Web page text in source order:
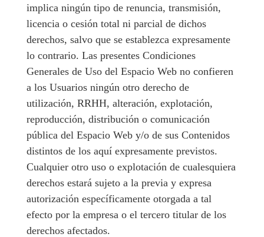
implica ningún tipo de renuncia, transmisión,
licencia o cesión total ni parcial de dichos
derechos, salvo que se establezca expresamente
lo contrario. Las presentes Condiciones
Generales de Uso del Espacio Web no confieren
a los Usuarios ningún otro derecho de
utilización, RRHH, alteración, explotación,
reproducción, distribución o comunicación
pública del Espacio Web y/o de sus Contenidos
distintos de los aquí expresamente previstos.
Cualquier otro uso o explotación de cualesquiera
derechos estará sujeto a la previa y expresa
autorización específicamente otorgada a tal
efecto por la empresa o el tercero titular de los
derechos afectados.